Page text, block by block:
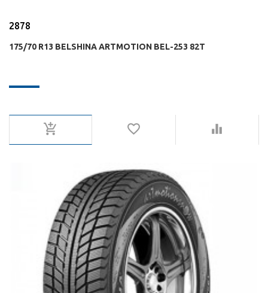
2878
175/70 R13 BELSHINA ARTMOTION BEL-253 82T